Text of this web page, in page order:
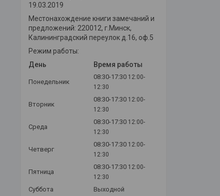
19.03.2019
Местонахождение книги замечаний и
предложений: 220012, г.Минск,
Калининградский переулок д.16, оф.5
Режим работы:
День
Время работы
Понедельник
08:30-17:30 12:00-
12:30
Вторник
08:30-17:30 12:00-
12:30
Среда
08:30-17:30 12:00-
12:30
Четверг
08:30-17:30 12:00-
12:30
Пятница
08:30-17:30 12:00-
12:30
Суббота
Выходной